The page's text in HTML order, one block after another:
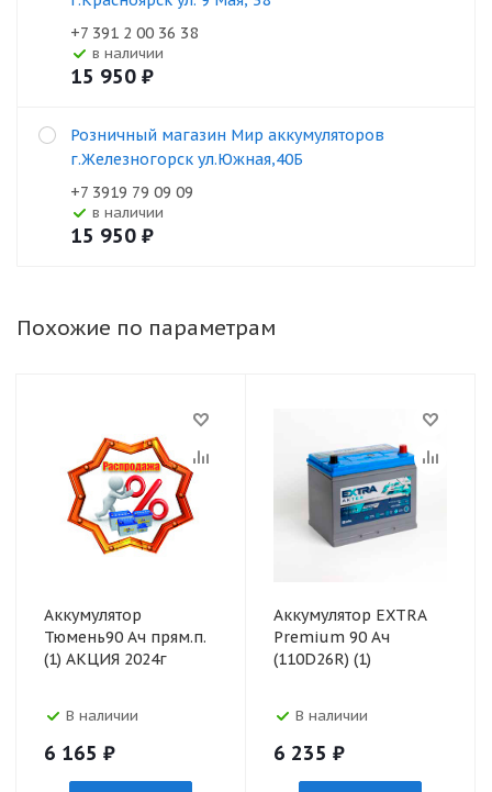
+7 391 2 00 36 38
В наличии
15 950 ₽
Розничный магазин Мир аккумуляторов
г.Железногорск ул.Южная,40Б
+7 3919 79 09 09
В наличии
15 950 ₽
Похожие по параметрам
Аккумулятор
Тюмень90 Ач прям.п.
(1) АКЦИЯ 2024г
В наличии
6 165 ₽
Аккумулятор EXTRA
Premium 90 Ач
(110D26R) (1)
В наличии
6 235 ₽